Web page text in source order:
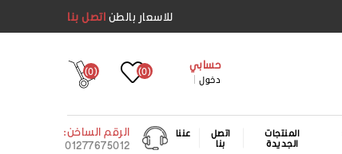
للاسعار بالطن اتصل بنا
حسابي
دخول
(0)
(0)
المنتجات
الجديدة
اتصل
بنا
عننا
الرقم الساخن:
01277675012